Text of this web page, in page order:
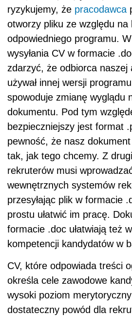
ryzykujemy, że pracodawca
otworzy pliku ze względu na
odpowiedniego programu.
wysyłania CV w formacie
zdarzyć, że odbiorca naszej
używał innej wersji
spowoduje zmianę wyglądu
dokumentu. Pod tym
bezpieczniejszy jest format
pewność, że nasz dokument
tak, jak tego chcemy. Z
rekruterów musi
wewnętrznych systemów
przesyłając plik w formacie
prostu ułatwić im pracę.
formacie .doc ułatwiają też
kompetencji kandydatów w
CV, które odpowiada treści
określa cele zawodowe
wysoki poziom
dostateczny powód dla